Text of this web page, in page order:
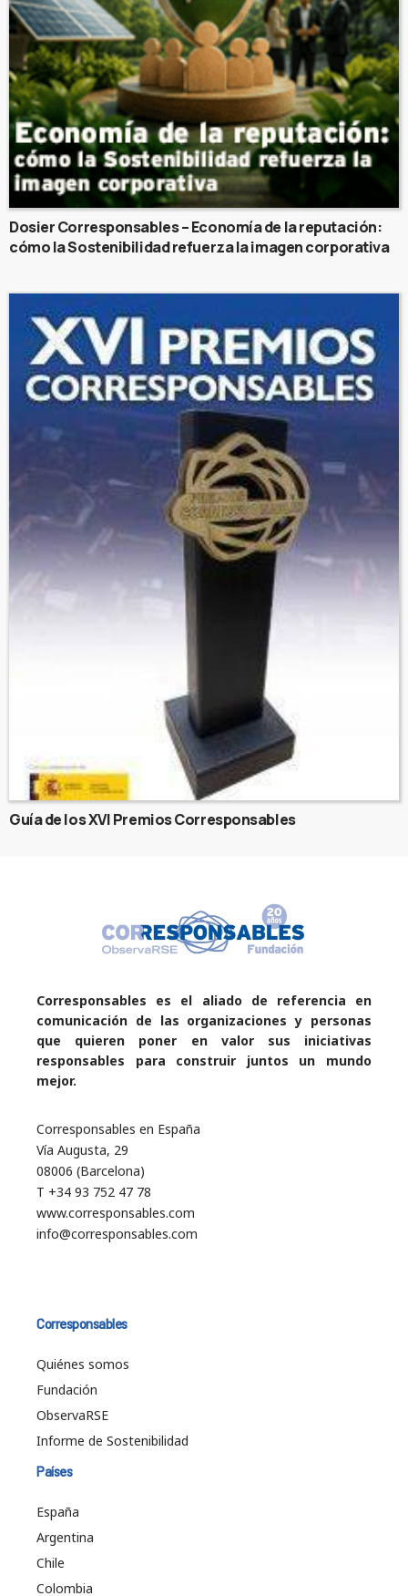
Dosier Corresponsables – Economía de la reputación:
cómo la Sostenibilidad refuerza la imagen corporativa
Guía de los XVI Premios Corresponsables
Corresponsables es el aliado de referencia en
comunicación de las organizaciones y personas
que quieren poner en valor sus iniciativas
responsables para construir juntos un mundo
mejor.
Corresponsables en España
Vía Augusta, 29
08006 (Barcelona)
T +34 93 752 47 78
www.corresponsables.com
info@corresponsables.com
Corresponsables
Quiénes somos
Fundación
ObservaRSE
Informe de Sostenibilidad
Países
España
Argentina
Chile
Colombia